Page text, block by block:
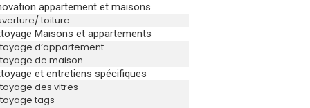
appartement et maisons
toiture
Maisons et appartements
d’appartement
de maison
et entretiens spécifiques
des vitres
tags